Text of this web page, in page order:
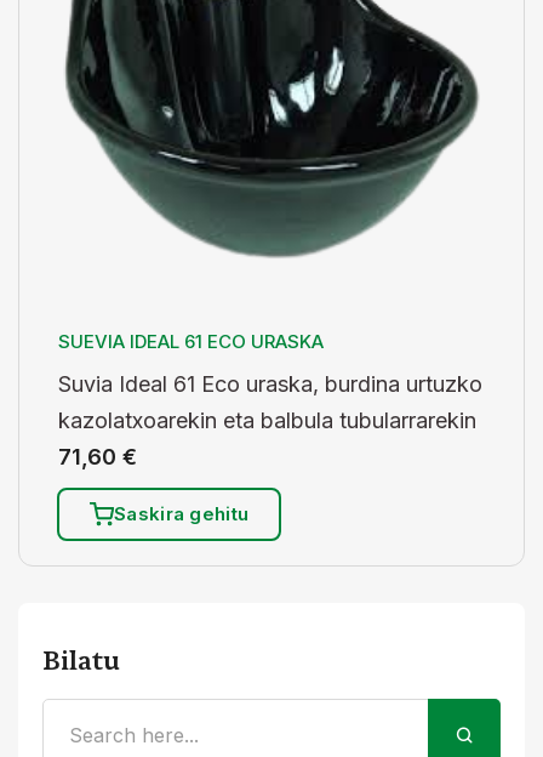
SUEVIA IDEAL 61 ECO URASKA
Suvia Ideal 61 Eco uraska, burdina urtuzko
kazolatxoarekin eta balbula tubularrarekin
71,60 €
Saskira gehitu
Bilatu